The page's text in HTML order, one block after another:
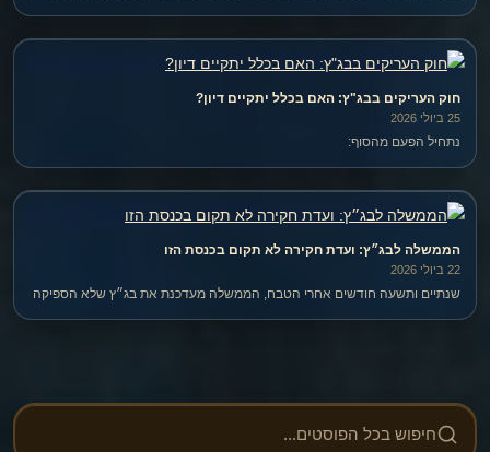
חוק העריקים בבג"ץ: האם בכלל יתקיים דיון?
25 ביולי 2026
נתחיל הפעם מהסוף:
הממשלה לבג״ץ: ועדת חקירה לא תקום בכנסת הזו
22 ביולי 2026
שנתיים ותשעה חודשים אחרי הטבח, הממשלה מעדכנת את בג״ץ שלא הספיקה